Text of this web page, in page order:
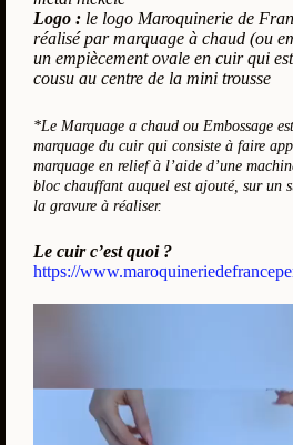
Logo : le logo Maroquinerie de
réalisé par marquage à chaud (ou
un empiècement ovale en cuir qui
cousu au centre de la mini trousse
*Le Marquage a chaud ou Embossage
marquage du cuir qui consiste à faire
marquage en relief à l’aide d’une
bloc chauffant auquel est ajouté, sur un
la gravure à réaliser.
Le cuir c’est quoi ?
https://